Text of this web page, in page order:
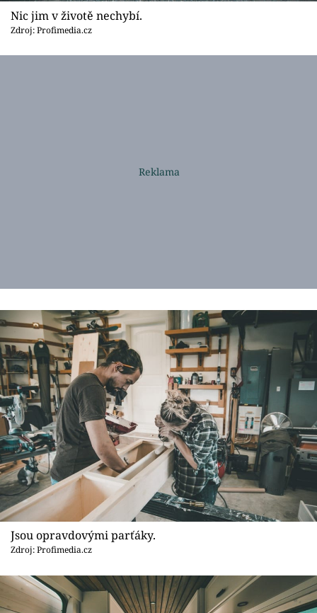
Nic jim v životě nechybí.
Zdroj: Profimedia.cz
Jsou opravdovými parťáky.
Zdroj: Profimedia.cz